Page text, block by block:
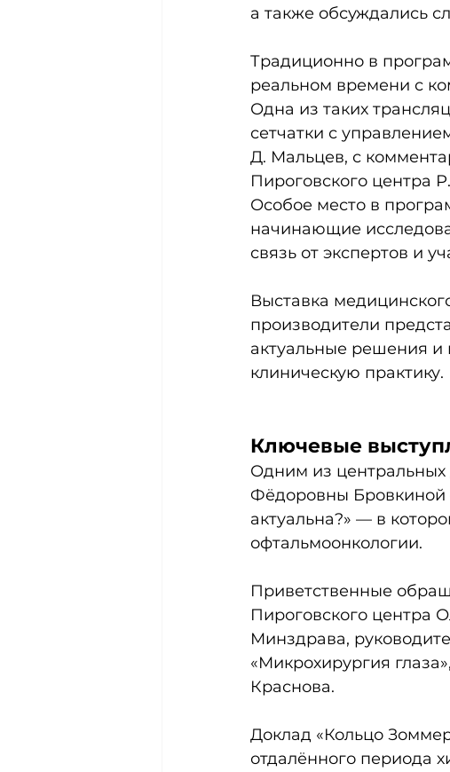
а также обсуждались
Традиционно в
реальном времени с
Одна из таких
сетчатки с
Д. Мальцев, с
Пироговского центра
Особое место в
начинающие
связь от экспертов и
Выставка
производители
актуальные решения и
клиническую практику.
Ключевые
Одним из центральных
Фёдоровны
актуальна?» — в
офтальмоонкологии.
Приветственные
Пироговского центра
Минздрава,
«Микрохирургия
Краснова.
Доклад «Кольцо
отдалённого периода